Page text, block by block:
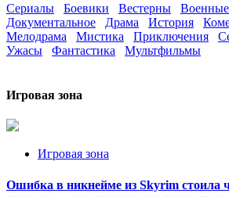
Сериалы Боевики Вестерны Военные
Документальное
Драма История
Мелодрама
Мистика Приключения
Ужасы
Фантастика Мультфильмы
Игровая зона
Игровая зона
Ошибка в никнейме из Skyrim стоила